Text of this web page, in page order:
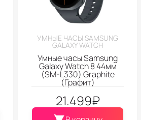
УМНЫЕ ЧАСЫ SAMSUNG
GALAXY WATCH
Умные часы Samsung
Galaxy Watch 8 44мм
(SM-L330) Graphite
(Графит)
21.499₽